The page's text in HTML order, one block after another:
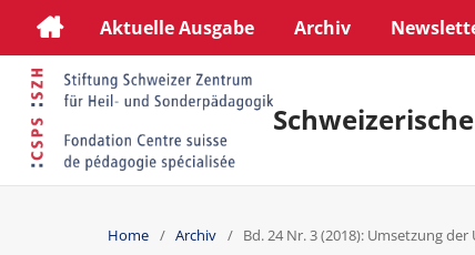
Aktuelle Ausgabe Archiv
Home / Archiv / Bd. 24 Nr. 3 (2018): Umsetzung